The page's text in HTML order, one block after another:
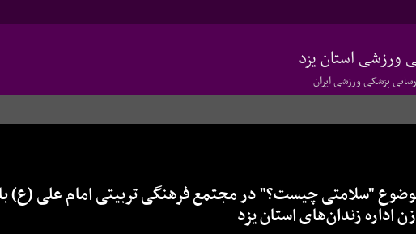
ورزشی استان یزد
رسانی پزشکی ورزشی ایران
"سلامتی چیست؟" در مجتمع فرهنگی تربیتی امام علی (ع)
اداره زندان‌های استان یزد